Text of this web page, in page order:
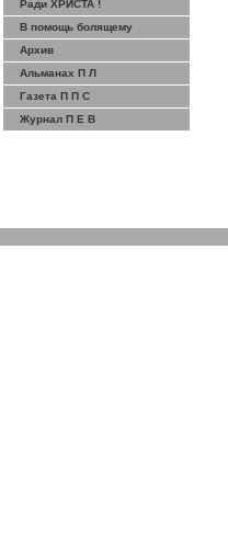
Ради ХРИСТА !
В помощь болящему
Архив
Альманах П Л
Газета П П С
Журнал П Е В